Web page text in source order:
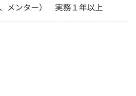
メンター） 実務１年以上